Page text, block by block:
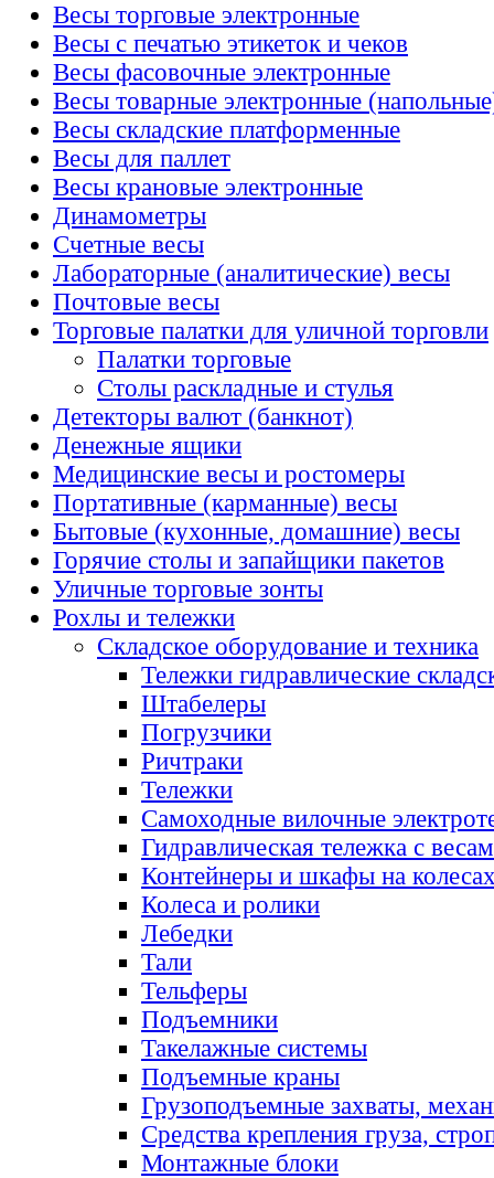
Весы торговые электронные
Весы с печатью этикеток и чеков
Весы фасовочные электронные
Весы товарные электронные
Весы складские платформенные
Весы для паллет
Весы крановые электронные
Динамометры
Счетные весы
Лабораторные (аналитические) весы
Почтовые весы
Торговые палатки для уличной торговли
Палатки торговые
Столы раскладные и стулья
Детекторы валют (банкнот)
Денежные ящики
Медицинские весы и ростомеры
Портативные (карманные) весы
Бытовые (кухонные, домашние) весы
Горячие столы и запайщики пакетов
Уличные торговые зонты
Рохлы и тележки
Складское оборудование и техника
Тележки гидравлические
Штабелеры
Погрузчики
Ричтраки
Тележки
Самоходные вилочные
Гидравлическая тележка с
Контейнеры и шкафы на
Колеса и ролики
Лебедки
Тали
Тельферы
Подъемники
Такелажные системы
Подъемные краны
Грузоподъемные захваты,
Средства крепления груза,
Монтажные блоки